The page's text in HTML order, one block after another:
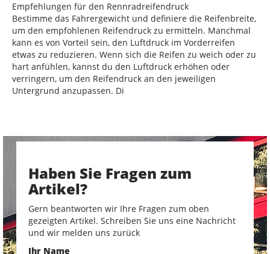
Empfehlungen für den Rennradreifendruck
Bestimme das Fahrergewicht und definiere die Reifenbreite,
um den empfohlenen Reifendruck zu ermitteln. Manchmal
kann es von Vorteil sein, den Luftdruck im Vorderreifen
etwas zu reduzieren. Wenn sich die Reifen zu weich oder zu
hart anfühlen, kannst du den Luftdruck erhöhen oder
verringern, um den Reifendruck an den jeweiligen
Untergrund anzupassen. Di
Haben Sie Fragen zum
Artikel?
Gern beantworten wir Ihre Fragen zum oben
gezeigten Artikel. Schreiben Sie uns eine Nachricht
und wir melden uns zurück
Ihr Name